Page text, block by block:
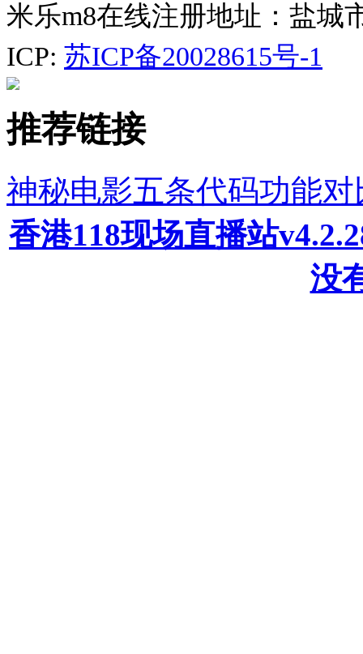
米乐m8在线注册地址：盐城
ICP: 苏ICP备20028615号-1
推荐链接
神秘电影五条代码功能对
香港118现场直播站
没